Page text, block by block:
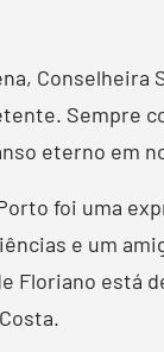
Sempre
eterno em
foi uma
e um
Floriano está